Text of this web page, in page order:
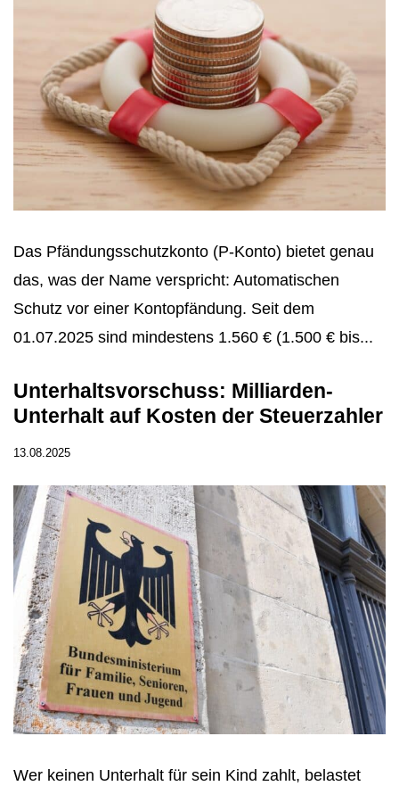
Das Pfändungsschutzkonto (P-Konto) bietet genau
das, was der Name verspricht: Automatischen
Schutz vor einer Kontopfändung. Seit dem
01.07.2025 sind mindestens 1.560 € (1.500 € bis...
Unterhaltsvorschuss: Milliarden-
Unterhalt auf Kosten der Steuerzahler
13.08.2025
Wer keinen Unterhalt für sein Kind zahlt, belastet